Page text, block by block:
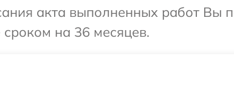
акта выполненных работ Вы
сроком на 36 месяцев.